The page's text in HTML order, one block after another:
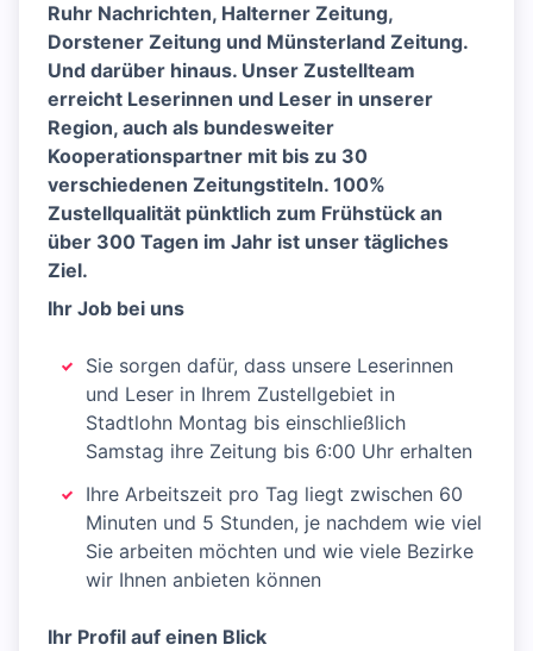
Ruhr Nachrichten, Halterner Zeitung,
Dorstener Zeitung und Münsterland Zeitung.
Und darüber hinaus. Unser Zustellteam
erreicht Leserinnen und Leser in unserer
Region, auch als bundesweiter
Kooperationspartner mit bis zu 30
verschiedenen Zeitungstiteln. 100%
Zustellqualität pünktlich zum Frühstück an
über 300 Tagen im Jahr ist unser tägliches
Ziel.
Ihr Job bei uns
Sie sorgen dafür, dass unsere Leserinnen
und Leser in Ihrem Zustellgebiet in
Stadtlohn Montag bis einschließlich
Samstag ihre Zeitung bis 6:00 Uhr erhalten
Ihre Arbeitszeit pro Tag liegt zwischen 60
Minuten und 5 Stunden, je nachdem wie viel
Sie arbeiten möchten und wie viele Bezirke
wir Ihnen anbieten können
Ihr Profil auf einen Blick